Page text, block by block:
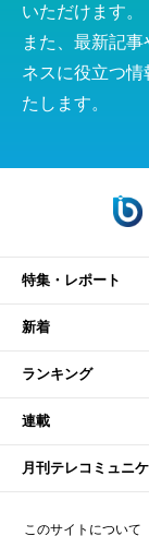
いただけます。
また、最新記
ネスに役立つ
たします。
特集・レポート
新着
ランキング
連載
月刊テレコミュニ
このサイトについて